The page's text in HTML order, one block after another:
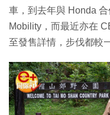
車，到去年與 Honda
Mobility，而最近亦在
至發售詳情，步伐都較